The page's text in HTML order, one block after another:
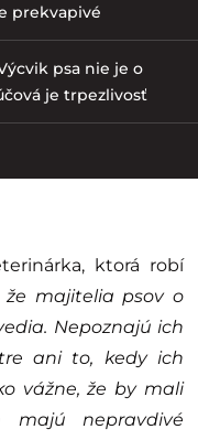
prekvapivé
psa nie je o
je trpezlivosť
ktorá robí
že majitelia psov o
Nepoznajú ich
ani to, kedy ich
vážne, že by mali
majú nepravdivé